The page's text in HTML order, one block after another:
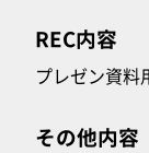
REC内容
プレゼン資
その他内容